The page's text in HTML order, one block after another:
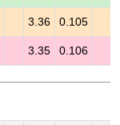
3.36 0.105
3.35 0.106